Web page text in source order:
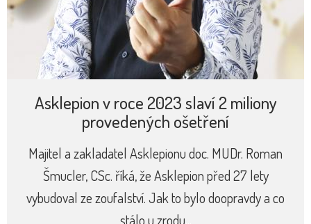
Asklepion v roce 2023 slaví 2 miliony
provedených ošetření
Majitel a zakladatel Asklepionu doc. MUDr. Roman
Šmucler, CSc. říká, že Asklepion před 27 lety
vybudoval ze zoufalství. Jak to bylo doopravdy a co
stálo u zrodu...